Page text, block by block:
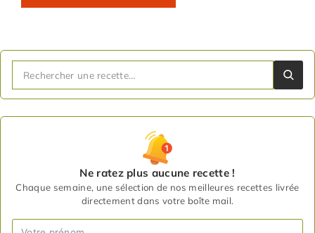
Ne ratez plus aucune recette !
Chaque semaine, une sélection de nos meilleures recettes livrée
directement dans votre boîte mail.